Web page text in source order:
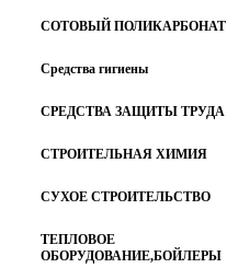
СОТОВЫЙ ПОЛИКАРБОНАТ
Средства гигиены
СРЕДСТВА ЗАЩИТЫ ТРУДА
СТРОИТЕЛЬНАЯ ХИМИЯ
СУХОЕ СТРОИТЕЛЬСТВО
ТЕПЛОВОЕ
ОБОРУДОВАНИЕ,БОЙЛЕРЫ